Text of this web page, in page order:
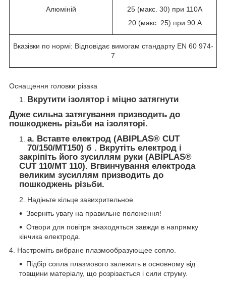
Алюміній 25 (макс. 30) при 110A
20 (макс. 25) при 90 A
Вказівки по нормі: Відповідає вимогам стандарту EN 60 974-
7
Оснащення головки різака
Вкрутити ізолятор і міцно затягнути
Дуже сильна затягування призводить до
пошкоджень різьби на ізоляторі.
а. Вставте електрод (ABIPLAS® CUT
70/150/MT150) б . Вкрутіть електрод і
закріпіть його зусиллям руки (ABIPLAS®
CUT 110/MT 110). Вгвинчування електрода
великим зусиллям призводить до
пошкоджень різьби.
Надіньте кільце завихрительное
Зверніть увагу на правильне положення!
Отвори для повітря знаходяться завжди в напрямку
кінчика електрода.
4. Настроміть вибране плазмообразующее сопло.
Підбір сопла плазмового залежить в основному від
товщини матеріалу, що розрізається і сили струму.